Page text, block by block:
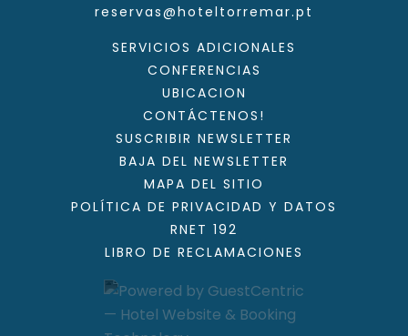
reservas@hoteltorremar.pt
SERVICIOS ADICIONALES
CONFERENCIAS
UBICACION
CONTÁCTENOS!
SUSCRIBIR NEWSLETTER
BAJA DEL NEWSLETTER
MAPA DEL SITIO
POLÍTICA DE PRIVACIDAD Y DATOS
RNET 192
LIBRO DE RECLAMACIONES